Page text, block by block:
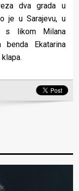
dva grada u
je u Sarajevu, u
s likom Milana
benda Ekatarina